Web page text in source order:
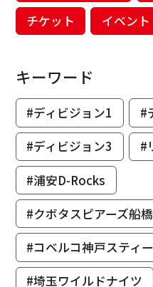
チケット
イベント
キーワード
#ディビジョン1
#
#ディビジョン3
#
#浦安D-Rocks
#クボタスピアーズ船
#コベルコ神戸スティ
#埼玉ワイルドナイツ